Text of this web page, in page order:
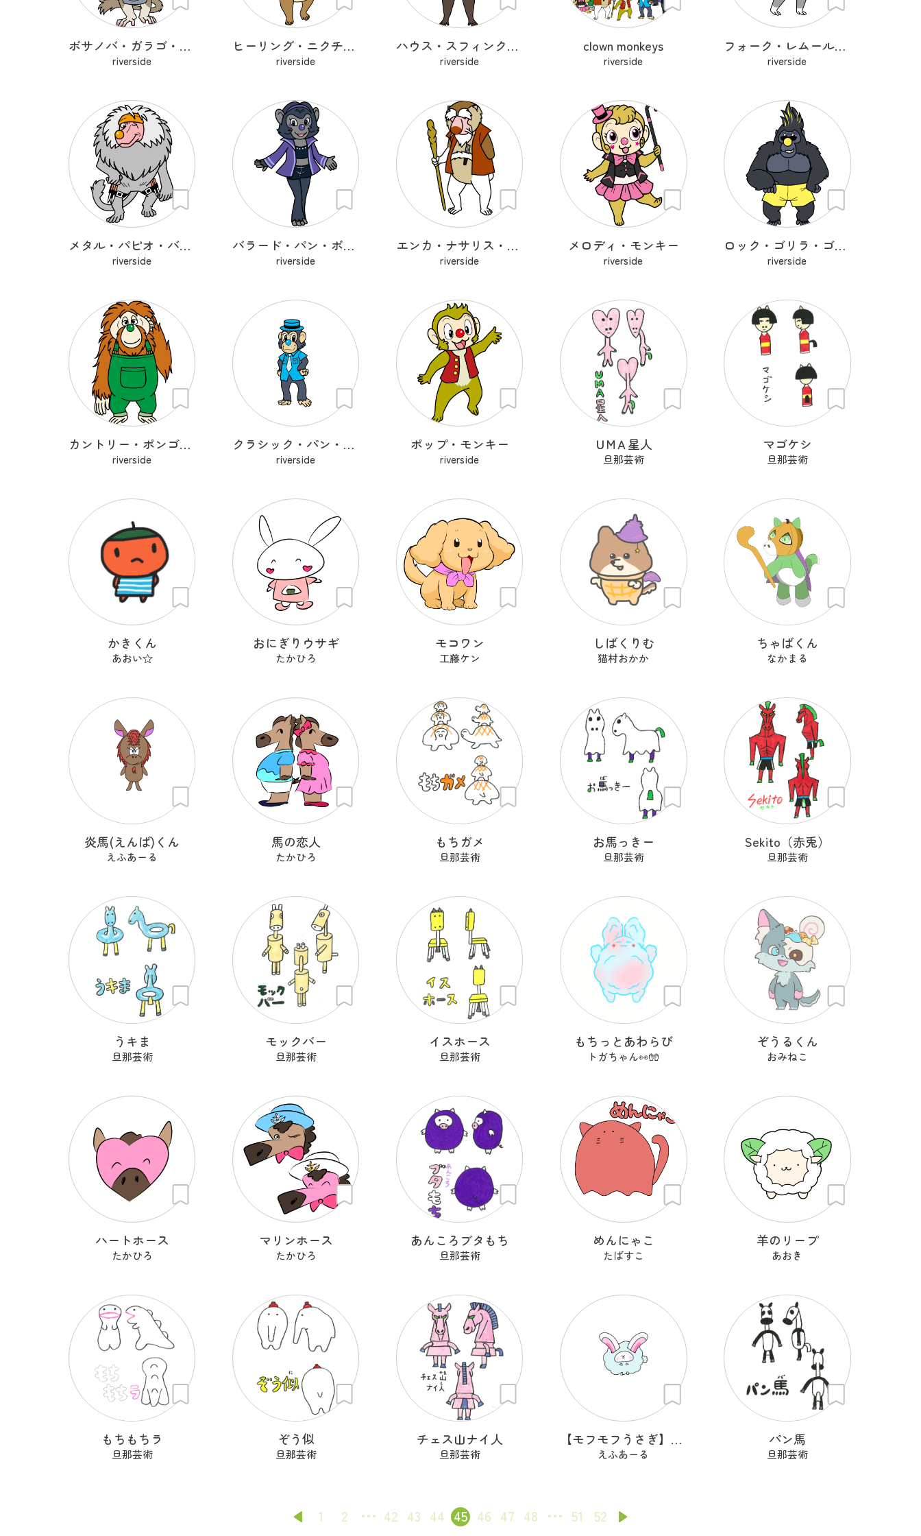
ボサノバ・ガラゴ・セネガレンシス
riverside
ヒーリング・ニクチセブス・クーカン
riverside
ハウス・スフィンクス・ドリル
riverside
clown monkeys
riverside
フォーク・レムール・カッタ
riverside
メタル・パピオ・バブーン
riverside
バラード・パン・ボノボ
riverside
エンカ・ナサリス・ラルヴァトゥス
riverside
メロディ・モンキー
riverside
ロック・ゴリラ・ゴリラ
riverside
カントリー・ポンゴ・ケアレス
riverside
クラシック・パン・チンパンジー
riverside
ポップ・モンキー
riverside
ＵМＡ星人
旦那芸術
マゴケシ
旦那芸術
かきくん
あおい☆
おにぎりウサギ
たかひろ
モコワン
工藤ケン
しばくりむ
猫村おかか
ちゃばくん
なかまる
炎馬(えんば)くん
えふあーる
馬の恋人
たかひろ
もちガメ
旦那芸術
お馬っきー
旦那芸術
Sekito（赤兎）
旦那芸術
うキま
旦那芸術
モックバー
旦那芸術
イスホース
旦那芸術
もちっとあわらび
トガちゃん👀🧤
ぞうるくん
おみねこ
ハートホース
たかひろ
マリンホース
たかひろ
あんころブタもち
旦那芸術
めんにゃこ
たばすこ
羊のリープ
あおき
もちもちラ
旦那芸術
ぞう似
旦那芸術
チェス山ナイ人
旦那芸術
【モフモフうさぎ】らびぃ
えふあーる
パン馬
旦那芸術
1 2 42 43 44 45 46 47 48 51 52